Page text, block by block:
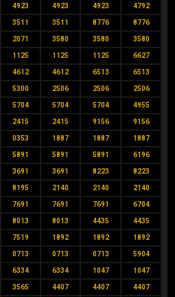
4923 4923 4923 4792
3511 3511 8776 8776
2071 3580 3580 3580
1125 1125 1125 6627
4612 4612 6513 6513
5300 2506 2506 2506
5704 5704 5704 4955
2415 2415 9156 9156
0353 1887 1887 1887
5891 5891 5891 6196
3691 3691 8223 8223
8195 2140 2140 2140
7691 7691 7691 6704
8013 8013 4435 4435
7519 1892 1892 1892
0713 0713 0713 5904
6334 6334 1047 1047
3565 4407 4407 4407